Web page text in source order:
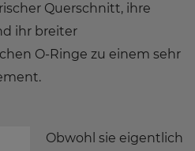
Querschnitt, ihre
ihr breiter
O-Ringe zu einem sehr
Obwohl sie eigentlich